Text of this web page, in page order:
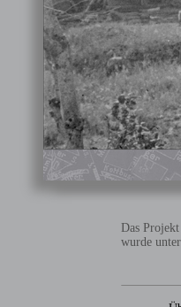
Das
wurde